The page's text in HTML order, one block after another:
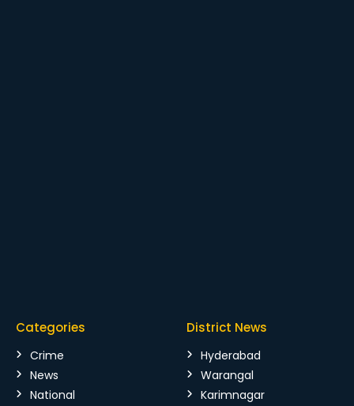
Categories
Crime
News
National
District News
Hyderabad
Warangal
Karimnagar